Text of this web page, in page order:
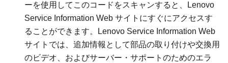
ーを使用してこのコードをスキャンすると、Lenovo
Service Information Web サイトにすぐにアクセスす
ることができます。Lenovo Service Information Web
サイトでは、追加情報として部品の取り付けや交換用
のビデオ、およびサーバー・サポートのためのエラ